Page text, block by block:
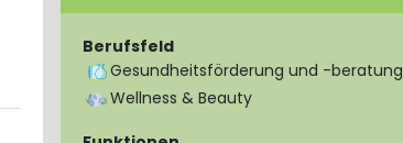
Berufsfeld
Gesundheitsförderung und -beratung
Wellness & Beauty